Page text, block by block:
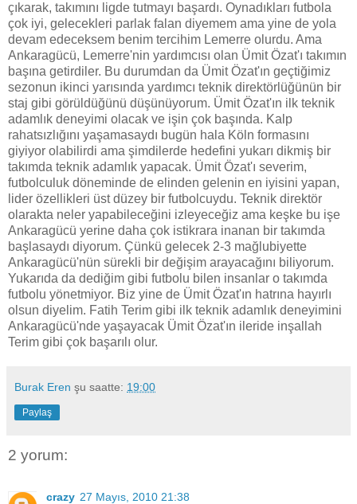
çıkarak, takımını ligde tutmayı başardı. Oynadıkları futbola
çok iyi, gelecekleri parlak falan diyemem ama yine de yola
devam edeceksem benim tercihim Lemerre olurdu. Ama
Ankaragücü, Lemerre'nin yardımcısı olan Ümit Özat'ı takımın
başına getirdiler. Bu durumdan da Ümit Özat'ın geçtiğimiz
sezonun ikinci yarısında yardımcı teknik direktörlüğünün bir
staj gibi görüldüğünü düşünüyorum. Ümit Özat'ın ilk teknik
adamlık deneyimi olacak ve işin çok başında. Kalp
rahatsızlığını yaşamasaydı bugün hala Köln formasını
giyiyor olabilirdi ama şimdilerde hedefini yukarı dikmiş bir
takımda teknik adamlık yapacak. Ümit Özat'ı severim,
futbolculuk döneminde de elinden gelenin en iyisini yapan,
lider özellikleri üst düzey bir futbolcuydu. Teknik direktör
olarakta neler yapabileceğini izleyeceğiz ama keşke bu işe
Ankaragücü yerine daha çok istikrara inanan bir takımda
başlasaydı diyorum. Çünkü gelecek 2-3 mağlubiyette
Ankaragücü'nün sürekli bir değişim arayacağını biliyorum.
Yukarıda da dediğim gibi futbolu bilen insanlar o takımda
futbolu yönetmiyor. Biz yine de Ümit Özat'ın hatrına hayırlı
olsun diyelim. Fatih Terim gibi ilk teknik adamlık deneyimini
Ankaragücü'nde yaşayacak Ümit Özat'ın ileride inşallah
Terim gibi çok başarılı olur.
Burak Eren şu saatte: 19:00
Paylaş
2 yorum:
crazy 27 Mayıs, 2010 21:38